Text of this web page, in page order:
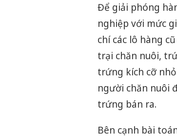
Để giải phóng
nghiệp với mức
chí các lô hàng
trại chăn nuôi,
trứng kích cỡ
người chăn nuôi
trứng bán ra.
Bên cạnh bài